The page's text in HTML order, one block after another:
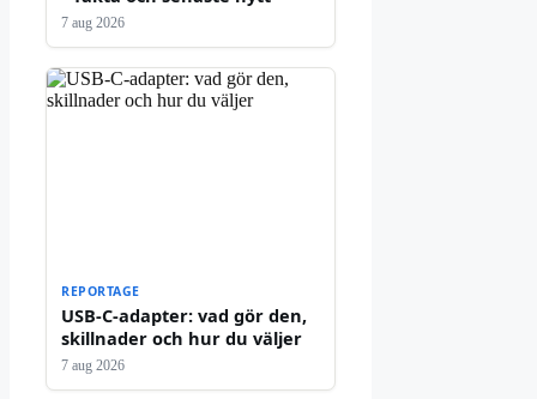
7 aug 2026
REPORTAGE
USB-C-adapter: vad gör den,
skillnader och hur du väljer
7 aug 2026